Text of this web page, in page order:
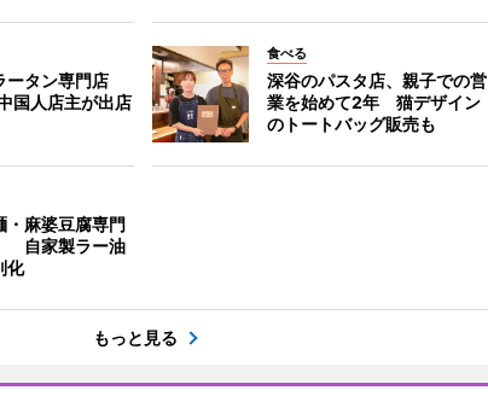
ータン専門店
国人店主が出店
食べる
深谷のパスタ店、親子での営
業を始めて2年 猫デザイン
のトートバッグ販売も
・麻婆豆腐専門
自家製ラー油
化
もっと見る